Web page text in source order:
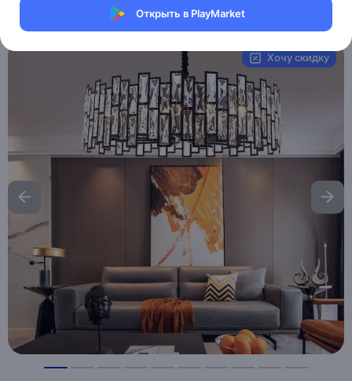
Открыть в PlayMarket
MAI_HE_MAI_AYDOILUN
Хочу скидку